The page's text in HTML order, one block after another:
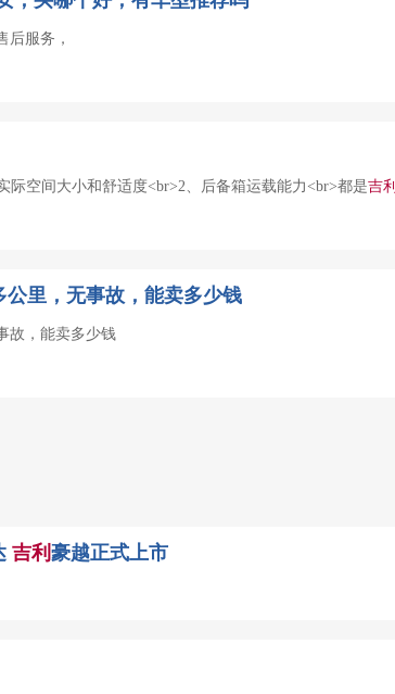
后服务，
际空间大小和舒适度<br>2、后备箱运载能力<br>都是吉利
里，无事故，能卖多少钱
故，能卖多少钱
吉利 豪越正式上市